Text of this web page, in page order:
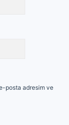
posta adresim ve